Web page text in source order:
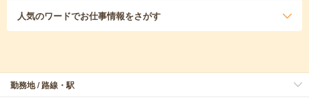
人気のワードでお仕事情報をさがす
勤務地 / 路線・駅